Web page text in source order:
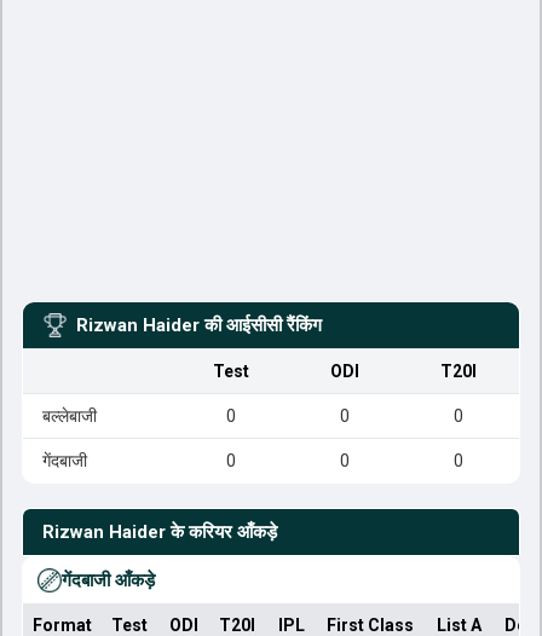
Rizwan Haider की आईसीसी रैंकिंग
Test ODI T20I
बल्लेबाजी 0 0 0
गेंदबाजी 0 0 0
Rizwan Haider के करियर आँकड़े
गेंदबाजी आँकड़े
Format Test ODI T20I IPL First Class List A